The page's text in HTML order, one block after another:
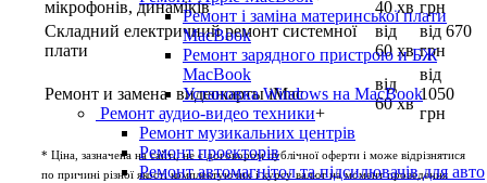
Ремонт і заміна материнської плати
MacBook
Ремонт зарядного пристрою и БЖ
MacBook
Установка Windows на MacBook
Ремонт аудио-видео техники+
Ремонт музикальних центрів
Ремонт проекторів
Ремонт автомагнітол та підсилювачів для авто
мікрофонів, динаміків
40 хв грн
Складний електричний ремонт системної
плати
від
60 хв
від 670
грн
Ремонт и замена видеокарты iMac
від
60 хв
від
1050
грн
* Ціна, зазначена на сайті, не є договором публічної оферти і може відрізнятися
по причині різної якості комплектуючих і курсу валют на момент проведення